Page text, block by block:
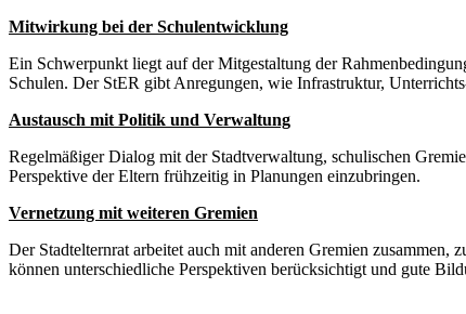
Mitwirkung bei der Schulentwicklung
Ein Schwerpunkt liegt auf der Mitgestaltung der
Schulen. Der StER gibt Anregungen, wie Infrastruktur,
Austausch mit Politik und Verwaltung
Regelmäßiger Dialog mit der Stadtverwaltung, schulischen
Perspektive der Eltern frühzeitig in Planungen einzubringen.
Vernetzung mit weiteren Gremien
Der Stadtelternrat arbeitet auch mit anderen Gremien zusammen,
können unterschiedliche Perspektiven berücksichtigt und gute